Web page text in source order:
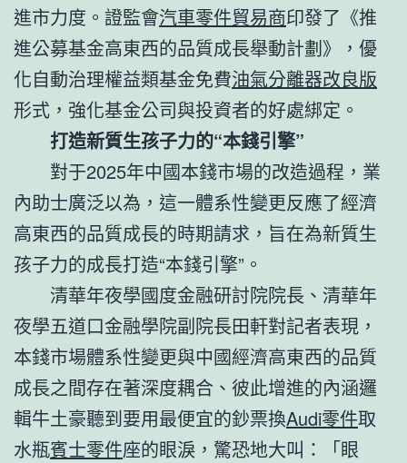
進市力度。證監會汽車零件貿易商印發了《推
進公募基金高東西的品質成長舉動計劃》，優
化自動治理權益類基金免費油氣分離器改良版
形式，強化基金公司與投資者的好處綁定。
打造新質生孩子力的“本錢引擎”
對于2025年中國本錢市場的改造過程，業
內助士廣泛以為，這一體系性變更反應了經濟
高東西的品質成長的時期請求，旨在為新質生
孩子力的成長打造“本錢引擎”。
清華年夜學國度金融研討院院長、清華年
夜學五道口金融學院副院長田軒對記者表現，
本錢市場體系性變更與中國經濟高東西的品質
成長之間存在著深度耦合、彼此增進的內涵邏
輯牛土豪聽到要用最便宜的鈔票換Audi零件取
水瓶賓士零件座的眼淚，驚恐地大叫：「眼